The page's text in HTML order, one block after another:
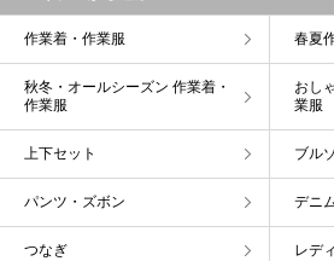
作業着・作業服 春夏
秋冬・オールシーズン 作業着・
作業服
おし
業服
上下セット ブル
パンツ・ズボン デニ
つなぎ レデ